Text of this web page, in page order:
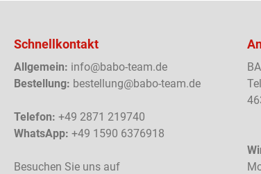
Schnellkontakt
Allgemein: info@babo-team.de
Bestellung: bestellung@babo-team.de
Telefon: +49 2871 219740
WhatsApp: +49 1590 6376918
Besuchen Sie uns auf